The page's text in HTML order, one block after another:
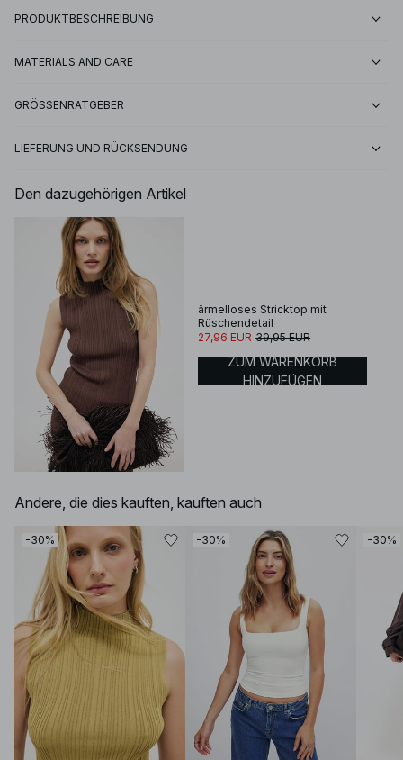
PRODUKTBESCHREIBUNG
MATERIALS AND CARE
GRÖSSENRATGEBER
LIEFERUNG UND RÜCKSENDUNG
Den dazugehörigen Artikel
ärmelloses Stricktop mit
Rüschendetail
27,96 EUR 39,95 EUR
ZUM WARENKORB
HINZUFÜGEN
Andere, die dies kauften, kauften auch
-30% -30% -30%